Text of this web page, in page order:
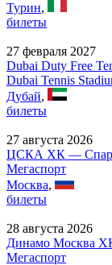
Турин,
билеты
27 февраля 2027
Dubai Duty Free
Dubai Tennis
Дубай,
билеты
27 августа 2026
ЦСКА ХК —
Мегаспорт
Москва,
билеты
28 августа 2026
Динамо Москва
Мегаспорт